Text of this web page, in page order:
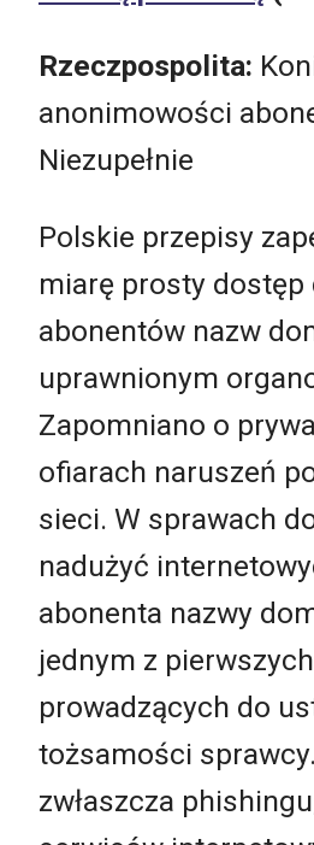
Rzeczpospolita:
anonimowości
Niezupełnie
Polskie przepisy
miarę prosty dostęp
abonentów nazw
uprawnionym
Zapomniano o
ofiarach naruszeń
sieci. W sprawach
nadużyć
abonenta nazwy
jednym z
prowadzących do
tożsamości
zwłaszcza